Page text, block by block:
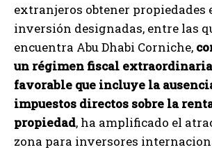
extranjeros obtener propiedades
inversión designadas, entre las
encuentra Abu Dhabi Corniche,
un régimen fiscal
favorable que incluye la
impuestos directos sobre la
propiedad, ha amplificado el
zona para inversores